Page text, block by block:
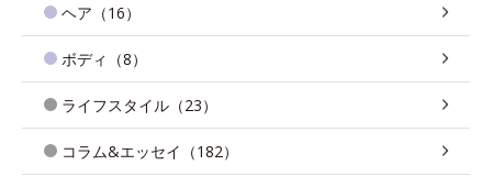
ヘア（16）
ボディ（8）
ライフスタイル（23）
コラム&エッセイ（182）